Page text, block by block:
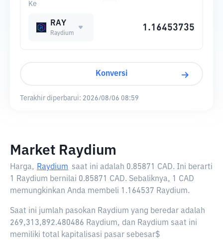
Ke
RAY
Raydium
Konversi
Terakhir diperbarui: 2026/08/06 08:59
Market Raydium
Harga, Raydium saat ini adalah 0.85871 CAD. Ini berarti
1 Raydium bernilai 0.85871 CAD. Sebaliknya, 1 CAD
memungkinkan Anda membeli 1.164537 Raydium.
Saat ini jumlah pasokan Raydium yang beredar adalah
269,313,892.480486 Raydium, dan Raydium saat ini
memiliki total kapitalisasi pasar sebesar$